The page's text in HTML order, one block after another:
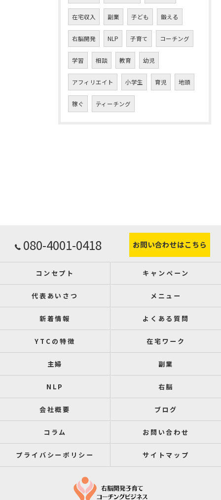
在宅収入 副業 子ども 鍛える
右脳開発 NLP 子育て コーチング
学習 相談 教育 幼児
アフィリエイト 小学生 育児 地頭
稼ぐ ティーチング
080-4001-0418 お問い合わせはこちら
コンセプト キャンペーン
代表あいさつ メニュー
新着情報 よくある質問
YTCの特徴 在宅ワーク
主婦 副業
NLP 右脳
会社概要 ブログ
コラム お問い合わせ
プライバシーポリシー サイトマップ